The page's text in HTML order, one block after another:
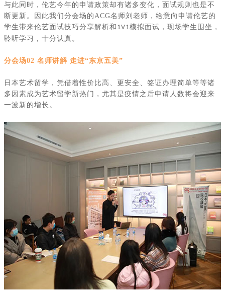
与此同时，伦艺今年的申请政策却有诸多变化，面试规则也是不
断更新。因此我们分会场的 ACG名师刘老师，给意向申请伦艺的
学生带来伦艺面试技巧分享解析和 1V1模拟面试，现场学生围坐，
聆听学习，十分认真。
分会场02 名师讲解 走进“东京五美”
日本艺术留学，凭借着性价比高、更安全、签证办理简单等等诸
多因素成为艺术留学新热门，尤其是疫情之后申请人数将会迎来
一波新的增长。